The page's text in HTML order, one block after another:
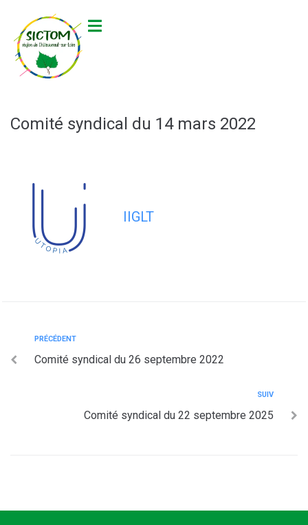
Comité syndical du 14 mars 2022
IIGLT
PRÉCÉDENT
Comité syndical du 26 septembre 2022
SUIV
Comité syndical du 22 septembre 2025